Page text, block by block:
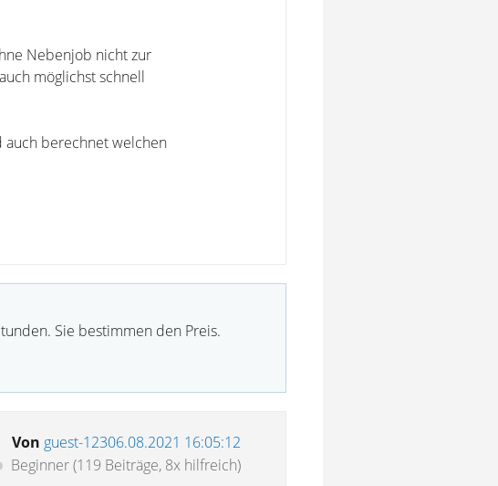
Nebenjob nicht zur
möglichst schnell
auch berechnet welchen
Sie bestimmen den Preis.
Von guest-12306.08.2021 16:05:12
Beginner(119 Beiträge, 8x hilfreich)